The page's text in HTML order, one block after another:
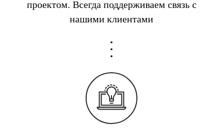
проектом. Всегда поддерживаем связь с
нашими клиентами